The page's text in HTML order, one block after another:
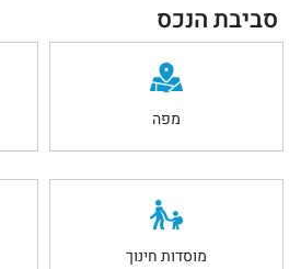
סביבת הנכס
מפה
מוסדות חינוך